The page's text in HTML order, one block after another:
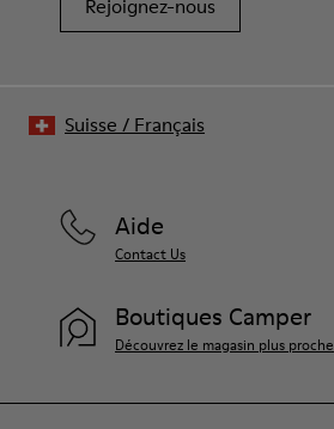
Rejoignez-nous
Aide
Contact Us
Boutiques Camper
Découvrez le magasin plus proche
Suisse / Français